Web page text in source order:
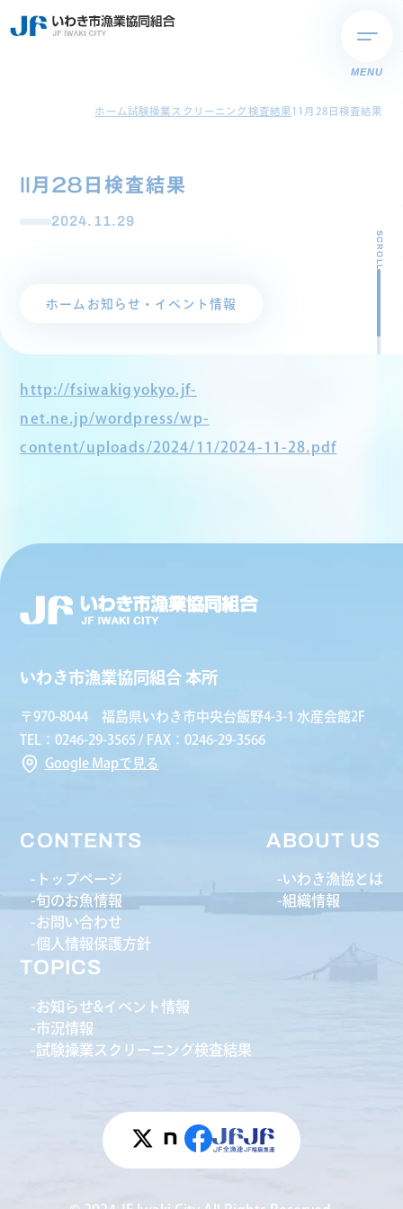
MENU
ホーム試験操業スクリーニング検査結果11月28日検査結果
11月28日検査結果
2024.11.29
ホーム お知らせ・イベント情報
SCROLL
http://fsiwakigyokyo.jf-
net.ne.jp/wordpress/wp-
content/uploads/2024/11/2024-11-28.pdf
いわき市漁業協同組合 本所
〒970-8044 福島県いわき市中央台飯野4-3-1 水産会館2F
TEL：0246-29-3565 / FAX：0246-29-3566
Google Mapで見る
CONTENTS
トップページ
旬のお魚情報
お問い合わせ
個人情報保護方針
ABOUT US
いわき漁協とは
組織情報
TOPICS
お知らせ&イベント情報
市況情報
試験操業スクリーニング検査結果